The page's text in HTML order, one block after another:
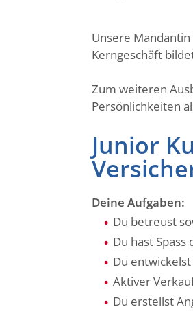
Unsere
Kerngeschäft
Zum weiteren
Persönlichkeiten
Junior
Deine Aufgaben:
Du betreust
Du hast
Du
Aktiver
Du erstellst